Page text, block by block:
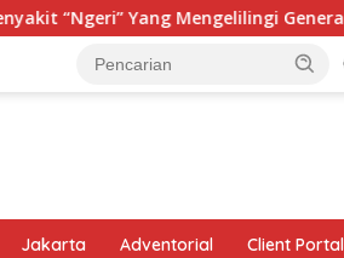
Yang Mengelilingi Generasi
Jakarta Adventorial Client Portal